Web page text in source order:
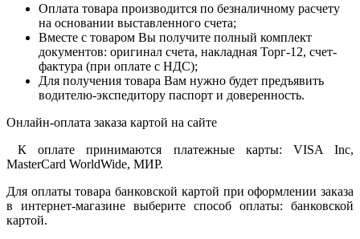
Оплата товара производится по безналичному расчету
на основании выставленного счета;
Вместе с товаром Вы получите полный комплект
документов: оригинал счета, накладная Торг-12, счет-
фактура (при оплате с НДС);
Для получения товара Вам нужно будет предъявить
водителю-экспедитору паспорт и доверенность.
Онлайн-оплата заказа картой на сайте
К оплате принимаются платежные карты: VISA Inc,
MasterCard WorldWide, МИР.
Для оплаты товара банковской картой при оформлении заказа
в интернет-магазине выберите способ оплаты: банковской
картой.